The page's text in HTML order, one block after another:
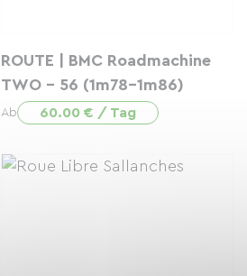
ROUTE | BMC Roadmachine
TWO - 56 (1m78-1m86)
Ab 60.00 € / Tag